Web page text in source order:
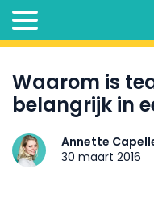
Waarom is
belangrijk in
Annette
30 maart 2016